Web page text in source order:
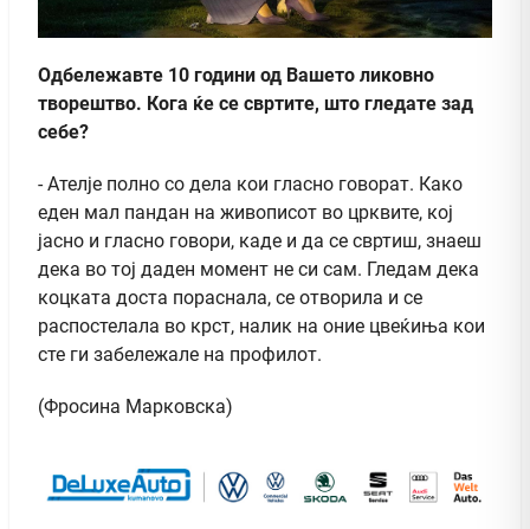
Одбележавте 10 години од Вашето ликовно
творештво. Кога ќе се свртите, што гледате зад
себе?
- Ателје полно со дела кои гласно говорат. Како
еден мал пандан на живописот во црквите, кој
јасно и гласно говори, каде и да се свртиш, знаеш
дека во тој даден момент не си сам. Гледам дека
коцката доста пораснала, се отворила и се
распостелала во крст, налик на оние цвеќиња кои
сте ги забележале на профилот.
(Фросина Марковска)